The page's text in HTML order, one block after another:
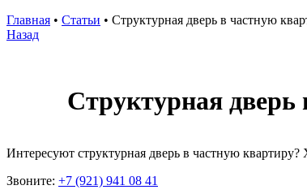
Главная • Статьи • Структурная дверь в частную
Назад
Структурная
Интересуют структурная дверь в частную квартиру?
Звоните: +7 (921) 941 08 41